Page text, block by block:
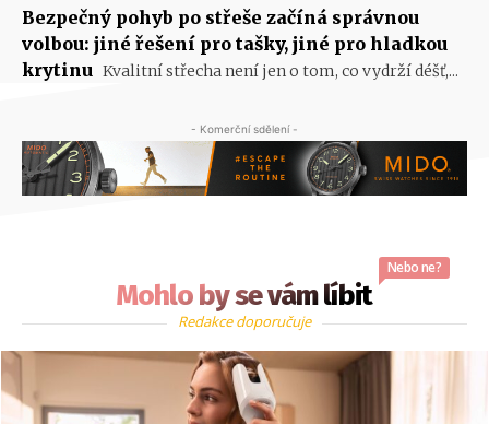
Bezpečný pohyb po střeše začíná správnou
volbou: jiné řešení pro tašky, jiné pro hladkou
krytinu Kvalitní střecha není jen o tom, co vydrží déšť,...
- Komerční sdělení -
Mohlo by se vám líbit
Nebo ne?
Redakce doporučuje